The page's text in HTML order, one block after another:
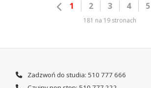
1 2 3 4 5
181 na 19 stronach
Zadzwoń do studia: 510 777 666